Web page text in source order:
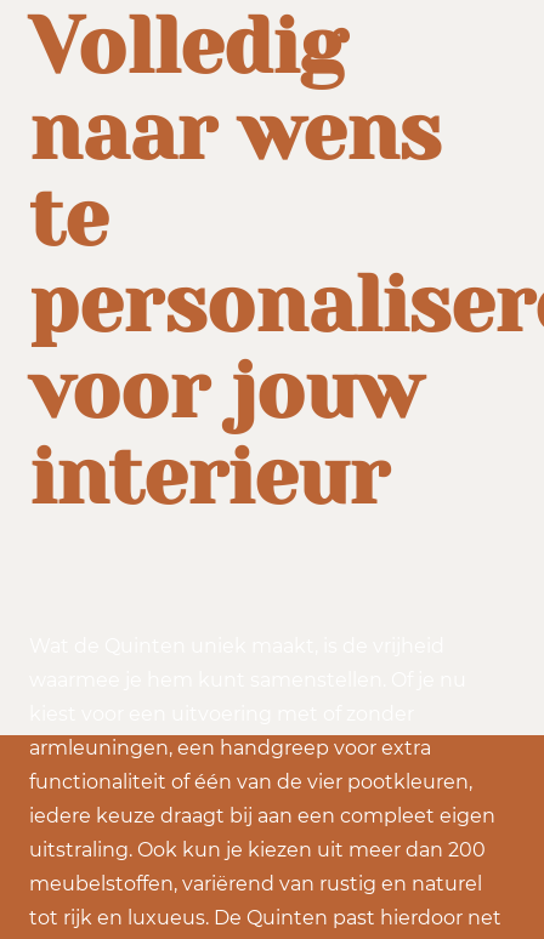
Volledig
naar wens
te
voor jouw
interieur
armleuningen, een handgreep voor extra
functionaliteit of één van de vier pootkleuren,
iedere keuze draagt bij aan een compleet eigen
uitstraling. Ook kun je kiezen uit meer dan 200
meubelstoffen, variërend van rustig en naturel
tot rijk en luxueus. De Quinten past hierdoor net